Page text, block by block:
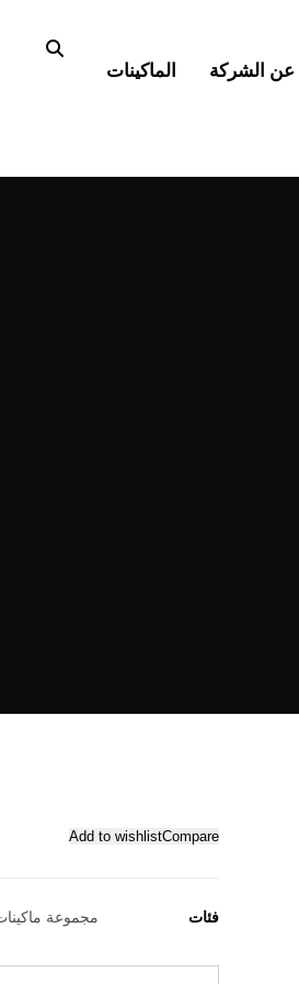
عن الشركة الماكينات
Compare
Add to wishlist
فئات مجموعة